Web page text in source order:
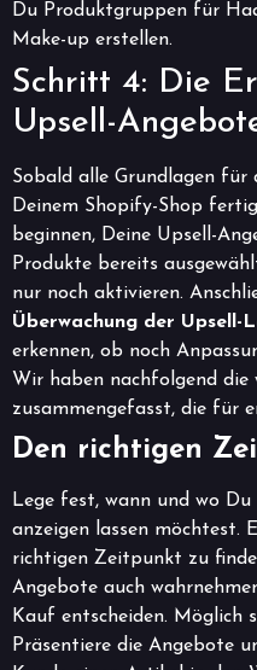
Du Produktgruppen für
Make-up erstellen.
Schritt 4: Die
Upsell-
Sobald alle Grundlagen für
Deinem Shopify-Shop
beginnen, Deine Upsell-
Produkte bereits
nur noch aktivieren.
Überwachung der Upsell-
erkennen, ob noch
Wir haben nachfolgend
zusammengefasst, die für
Den richtigen
Lege fest, wann und wo
anzeigen lassen möchtest.
richtigen Zeitpunkt zu
Angebote auch
Kauf entscheiden. Möglich
Präsentiere die Angebote